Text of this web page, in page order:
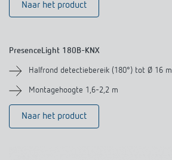
Naar het product
PresenceLight 180B-KNX
Halfrond detectiebereik (180°) tot Ø 16 m
Montagehoogte 1,6-2,2 m
Naar het product